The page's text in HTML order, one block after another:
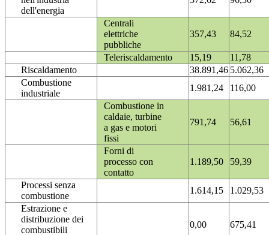
dell'energia
Centrali
elettriche
pubbliche
357,43 84,52
Teleriscaldamento 15,19
11,78
Riscaldamento
38.891,46 5.062,36
Combustione
industriale
1.981,24
116,00
Combustione in
caldaie, turbine
a gas e motori
fissi
791,74 56,61
Forni di
processo con
contatto
1.189,50 59,39
Processi senza
combustione
1.614,15
1.029,53
Estrazione e
distribuzione dei
combustibili
0,00 675,41